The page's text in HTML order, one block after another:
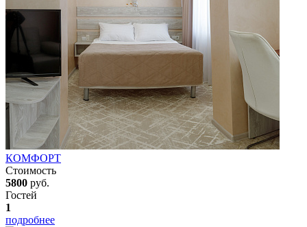
КОМФОРТ
Стоимость
5800 руб.
Гостей
1
подробнее